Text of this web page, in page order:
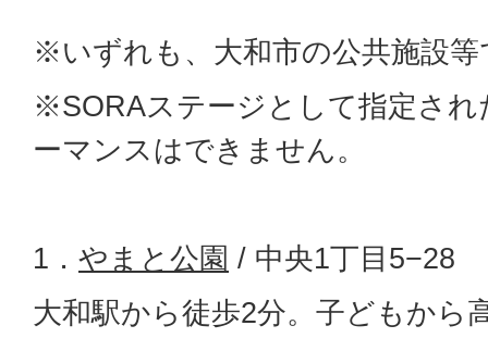
※いずれも、大和市の公共施設等
※SORAステージとして指定され
ーマンスはできません。
1． やまと公園 / 中央1丁目5−28
大和駅から徒歩2分。子どもから